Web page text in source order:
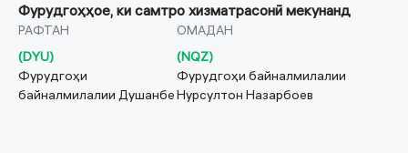
Фурудгоҳҳое, ки самтро хизматрасонӣ мекунанд
РАФТАН
(DYU)
Фурудгоҳи
байналмилалии Душанбе
ОМАДАН
(NQZ)
Фурудгоҳи байналмилалии
Нурсултон Назарбоев